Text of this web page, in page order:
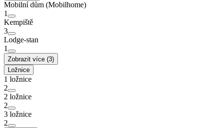
Mobilní dům (Mobilhome)
1
Kempiště
3
Lodge-stan
1
Zobrazit více (3)
Ložnice
1 ložnice
2
2 ložnice
2
3 ložnice
2